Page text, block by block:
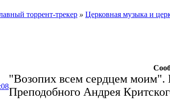
торрент-трекер » Церковная музыка и
"Возопих всем сердцем
Преподобного Андрея